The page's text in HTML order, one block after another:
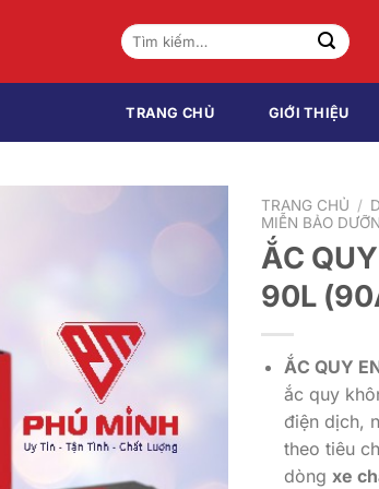
Tìm
kiếm:
TRANG CHỦ GIỚI THIỆU
TRANG CHỦ /
MIỄN BẢO
ẮC
90L
ẮC QUY
ắc quy
điện dịch,
theo tiêu
dòng xe